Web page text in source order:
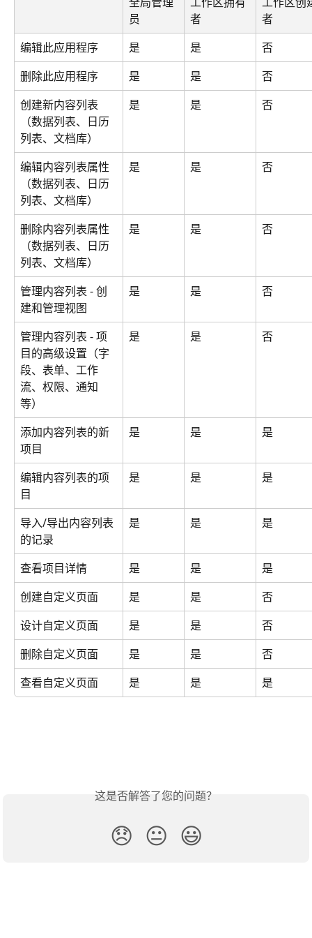
员
者
者
编辑此应用程序
是 是
否
删除此应用程序
是 是
否
创建新内容列表
（数据列表、日历
列表、文档库）
是 是 否
编辑内容列表属性
（数据列表、日历
列表、文档库）
是 是 否
删除内容列表属性
（数据列表、日历
列表、文档库）
是 是 否
管理内容列表 - 创
建和管理视图
是 是 否
管理内容列表 - 项
目的高级设置（字
段、表单、工作
流、权限、通知
等）
是 是 否
添加内容列表的新
项目
是 是 是
编辑内容列表的项
目
是 是 是
导入/导出内容列表
的记录
是 是 是
查看项目详情 是 是
是
创建自定义页面
是 是
否
设计自定义页面
是 是
否
删除自定义页面
是 是
否
查看自定义页面
是 是 是
这是否解答了您的问题？
😞 😐 😃